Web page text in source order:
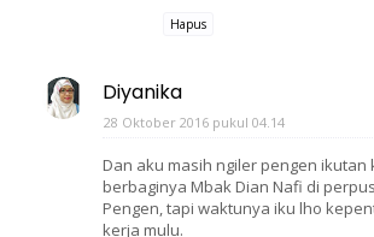
Hapus
Diyanika
28 Oktober 2016 pukul 04.14
Dan aku masih ngiler pengen ikutan
berbaginya Mbak Dian Nafi di
Pengen, tapi waktunya iku lho
kerja mulu.